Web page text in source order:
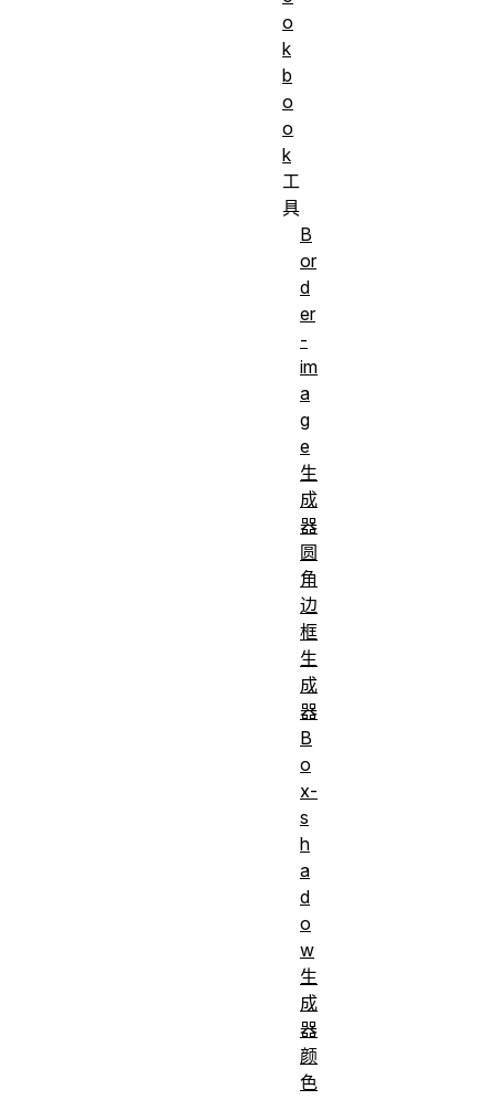
o
k
b
o
o
k
工
具
B
or
d
er
-
im
a
g
e
生
成
器
圆
角
边
框
生
成
器
B
o
x-
s
h
a
d
o
w
生
成
器
颜
色